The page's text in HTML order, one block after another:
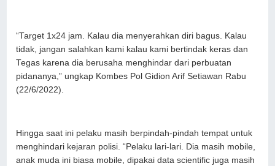
“Target 1x24 jam. Kalau dia menyerahkan diri bagus. Kalau
tidak, jangan salahkan kami kalau kami bertindak keras dan
Tegas karena dia berusaha menghindar dari perbuatan
pidananya,” ungkap Kombes Pol Gidion Arif Setiawan Rabu
(22/6/2022).
Hingga saat ini pelaku masih berpindah-pindah tempat untuk
menghindari kejaran polisi. “Pelaku lari-lari. Dia masih mobile,
anak muda ini biasa mobile, dipakai data scientific juga masih